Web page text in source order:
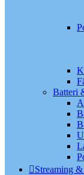
Batteri
Streaming